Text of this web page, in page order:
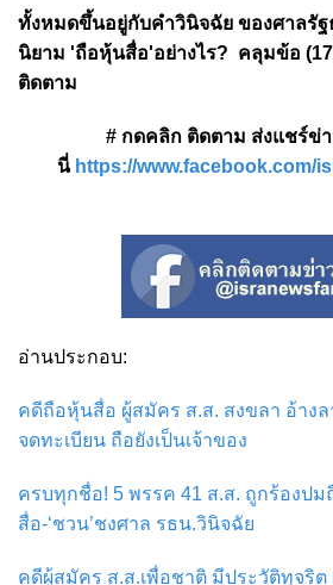
ทั้งหมดขึ้นอยู่กับคำวินิจฉัย ของศาลรั
นิยาม 'ถือหุ้นสื่อ'อย่างไร? คลุมข้อ
ติดตาม
# กดคลิก ติดตาม ส่งแชร์ข่
นี่ https://www.facebook.com/
อ่านประกอบ:
คดีถือหุ้นสื่อ ผู้สมัคร ส.ส. สงขลา อ้าง
จดทะเบียน ถือยังเป็นเจ้าของ
ครบทุกชื่อ! 5 พรรค 41 ส.ส. ถูกร้องป
สื่อ-‘ชวน’ชงศาล รธน.วินิจฉัย
คดีผู้สมัคร ส.ส.เพื่อชาติ มีประวัติทุจริต